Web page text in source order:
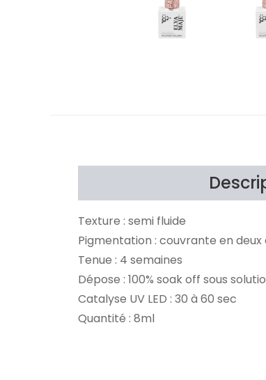
Texture : semi fluide
Pigmentation : couvrante en deux
Tenue : 4 semaines
Dépose : 100% soak off sous
Catalyse UV LED : 30 à 60 sec
Quantité : 8ml